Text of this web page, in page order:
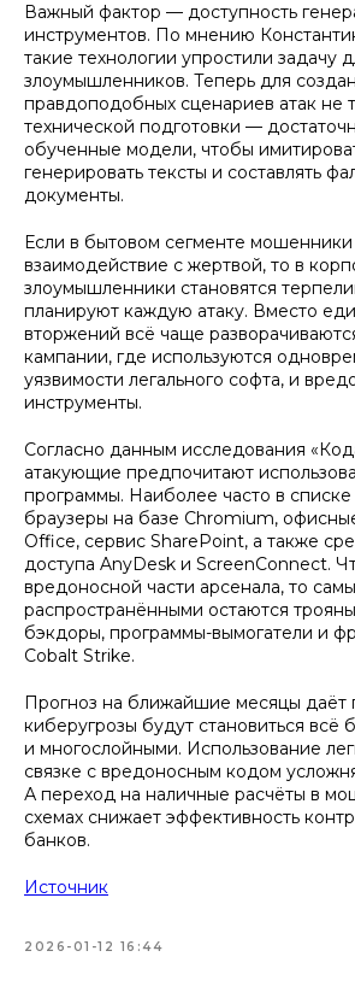
Важный фактор — доступность
инструментов. По мнению
такие технологии упростили задачу
злоумышленников. Теперь для
правдоподобных сценариев атак не
технической подготовки —
обученные модели, чтобы
генерировать тексты и составлять
документы.
Если в бытовом сегменте
взаимодействие с жертвой, то в
злоумышленники становятся
планируют каждую атаку. Вместо
вторжений всё чаще
кампании, где используются
уязвимости легального софта, и
инструменты.
Согласно данным исследования
атакующие предпочитают
программы. Наиболее часто в
браузеры на базе Chromium,
Office, сервис SharePoint, а также
доступа AnyDesk и ScreenConnect.
вредоносной части арсенала, то
распространёнными остаются
бэкдоры, программы-вымогатели и
Cobalt Strike.
Прогноз на ближайшие месяцы даёт
киберугрозы будут становиться всё
и многослойными. Использование
связке с вредоносным кодом
А переход на наличные расчёты в
схемах снижает эффективность
банков.
Источник
2026-01-12 16:44